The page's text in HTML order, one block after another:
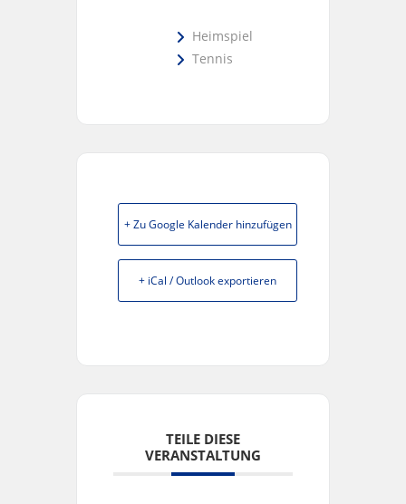
Heimspiel
Tennis
+ Zu Google Kalender hinzufügen
+ iCal / Outlook exportieren
TEILE DIESE
VERANSTALTUNG